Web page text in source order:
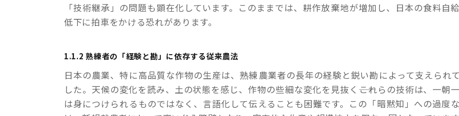
「技術継承」の問題も顕在化しています。このままでは、耕作放棄地が増加し、日本の食料自
低下に拍車をかける恐れがあります。
1.1.2 熟練者の「経験と勘」に依存する従来農法
日本の農業、特に高品質な作物の生産は、熟練農業者の長年の経験と鋭い勘によって支えられ
した。天候の変化を読み、土の状態を感じ、作物の些細な変化を見抜く――これらの技術は、一朝
は身につけられるものではなく、言語化して伝えることも困難です。この「暗黙知」への過度